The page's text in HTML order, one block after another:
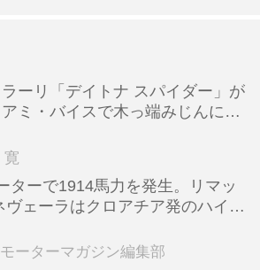
ーリ「デイトナ スパイダー」が
ミ・バイスで木っ端みじんにな
寛
ターで1914馬力を発生。リマッ
ヴェーラはクロアチア発のハイパ
115】
ーターマガジン編集部